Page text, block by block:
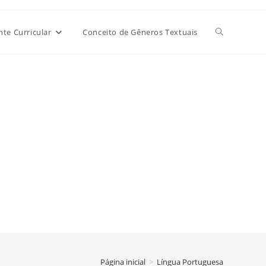
Curricular Conceito de Gêneros Textuais Alternar
Página inicial > Língua Portuguesa